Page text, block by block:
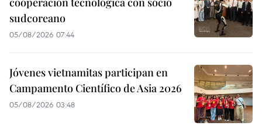
sudcoreano
05/08/2026 07:44
Jóvenes vietnamitas participan en
Campamento Científico de Asia 2026
05/08/2026 03:48